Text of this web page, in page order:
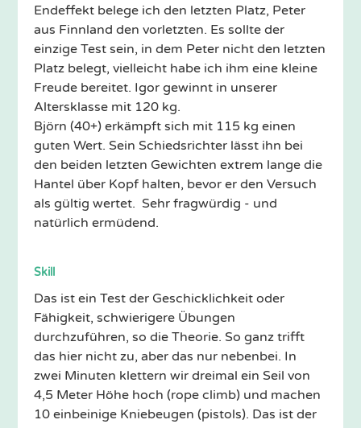
Endeffekt belege ich den letzten Platz, Peter
aus Finnland den vorletzten. Es sollte der
einzige Test sein, in dem Peter nicht den letzten
Platz belegt, vielleicht habe ich ihm eine kleine
Freude bereitet. Igor gewinnt in unserer
Altersklasse mit 120 kg.
Björn (40+) erkämpft sich mit 115 kg einen
guten Wert. Sein Schiedsrichter lässt ihn bei
den beiden letzten Gewichten extrem lange die
Hantel über Kopf halten, bevor er den Versuch
als gültig wertet. Sehr fragwürdig - und
natürlich ermüdend.
Skill
Das ist ein Test der Geschicklichkeit oder
Fähigkeit, schwierigere Übungen
durchzuführen, so die Theorie. So ganz trifft
das hier nicht zu, aber das nur nebenbei. In
zwei Minuten klettern wir dreimal ein Seil von
4,5 Meter Höhe hoch (rope climb) und machen
10 einbeinige Kniebeugen (pistols). Das ist der